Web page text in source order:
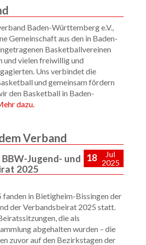
Baden-Württemberg e.V.,
Gemeinschaft aus den in Baden-
Basketballvereinen
und vielen freiwillig und
Uns verbindet die
und gemeinsam fördern
den Basketball in Baden-
dazu.
Verband
Jugend- und
2025
fanden in Bietigheim-Bissingen der
der Verbandsbeirat 2025 statt.
die als
abgehalten wurden – die
zuvor auf den Bezirkstagen der
18
Jul
2025